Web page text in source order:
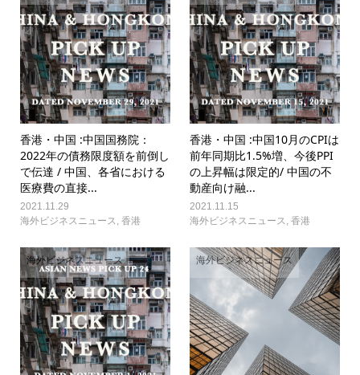
香港・中国 :中国国務院：
2022年の債務限度額を前倒し
で伝達 / 中国、各省における
医療費の直接...
2021.11.29
海外ビジネスニュース, 香港
香港・中国 :中国10月のCPIは
前年同期比1.5%増、今後PPI
の上昇幅は限定的/ 中国の不
動産向け融...
2021.11.15
海外ビジネスニュース,香港
海外ビジネスニュース 海外ビジネスニュース